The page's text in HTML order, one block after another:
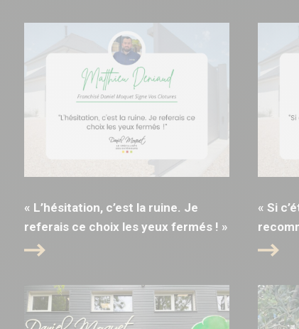
« L’hésitation, c’est la ruine. Je
referais ce choix les yeux fermés ! »
« Si